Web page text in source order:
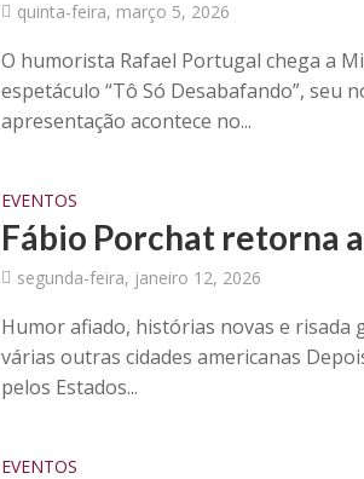
quinta-feira, março 5, 2026
O humorista Rafael Portugal chega a
espetáculo “Tô Só Desabafando”, seu
apresentação acontece no...
EVENTOS
Fábio Porchat retorna
segunda-feira, janeiro 12, 2026
Humor afiado, histórias novas e risada
várias outras cidades americanas
pelos Estados...
EVENTOS